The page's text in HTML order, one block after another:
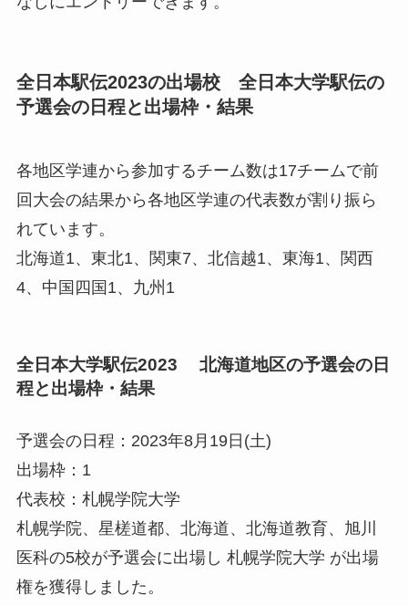
全日本駅伝2023の出場校 全日本大学駅伝の
予選会の日程と出場枠・結果
各地区学連から参加するチーム数は17チームで前
回大会の結果から各地区学連の代表数が割り振ら
れています。
北海道1、東北1、関東7、北信越1、東海1、関西
4、中国四国1、九州1
全日本大学駅伝2023 北海道地区の予選会の日
程と出場枠・結果
予選会の日程：2023年8月19日(土)
出場枠：1
代表校：札幌学院大学
札幌学院、星槎道都、北海道、北海道教育、旭川
医科の5校が予選会に出場し 札幌学院大学 が出場
権を獲得しました。